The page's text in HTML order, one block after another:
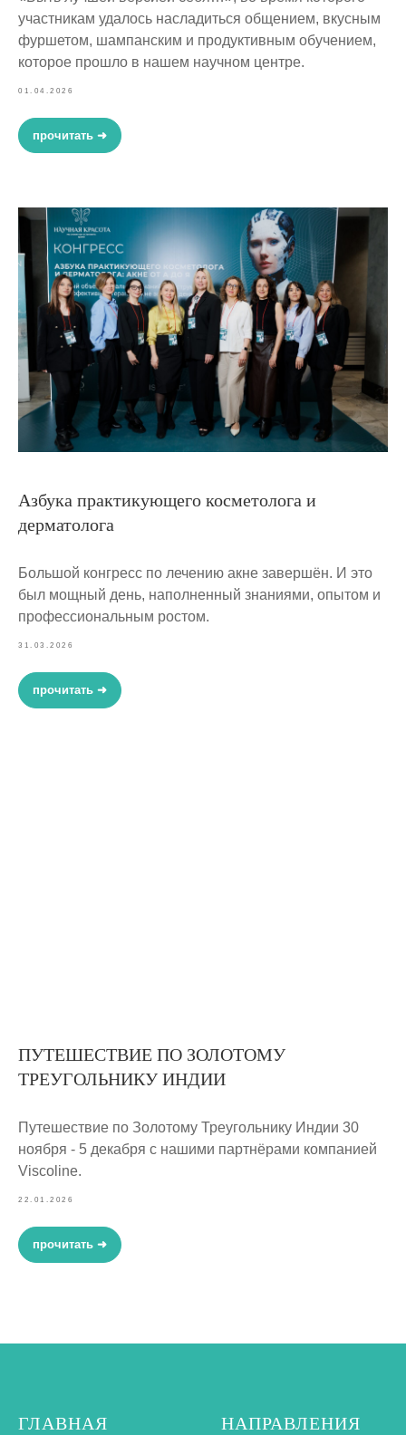
участникам удалось насладиться общением, вкусным
фуршетом, шампанским и продуктивным обучением,
которое прошло в нашем научном центре.
01.04.2026
прочитать ➜
Азбука практикующего косметолога и
дерматолога
Большой конгресс по лечению акне завершён. И это
был мощный день, наполненный знаниями, опытом и
профессиональным ростом.
31.03.2026
прочитать ➜
ПУТЕШЕСТВИЕ ПО ЗОЛОТОМУ
ТРЕУГОЛЬНИКУ ИНДИИ
Путешествие по Золотому Треугольнику Индии 30
ноября - 5 декабря с нашими партнёрами компанией
Viscoline.
22.01.2026
прочитать ➜
ГЛАВНАЯ НАПРАВЛЕНИЯ